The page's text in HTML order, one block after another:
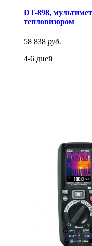
DT-898,
тепловизором
58 838 руб.
4-6 дней